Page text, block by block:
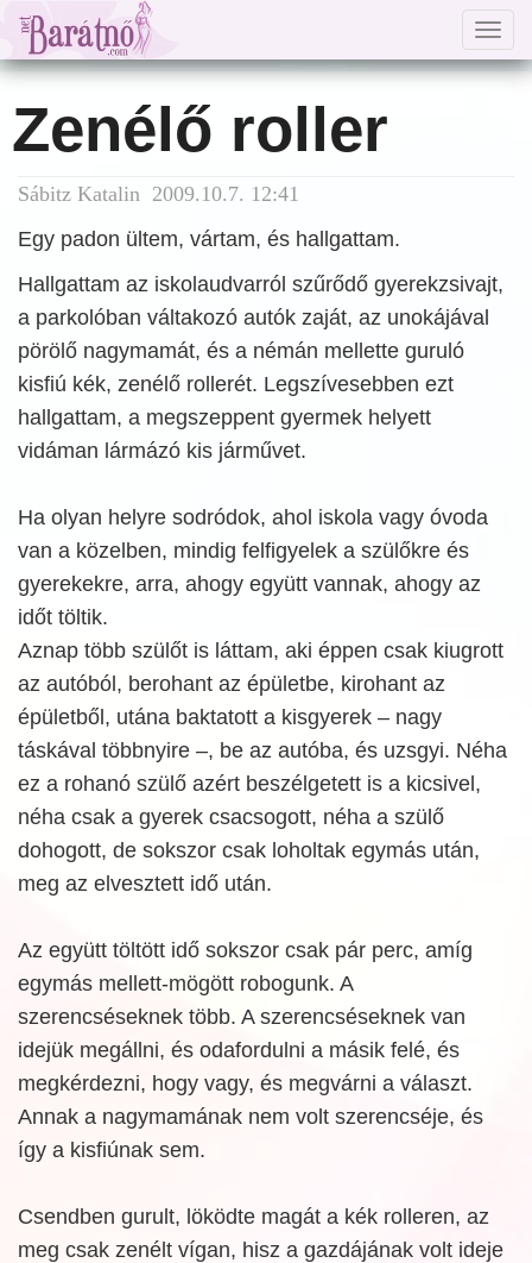
Zenélő roller
Sábitz Katalin 2009.10.7. 12:41
Egy padon ültem, vártam, és hallgattam.
Hallgattam az iskolaudvarról szűrődő gyerekzsivajt,
a parkolóban váltakozó autók zaját, az unokájával
pörölő nagymamát, és a némán mellette guruló
kisfiú kék, zenélő rollerét. Legszívesebben ezt
hallgattam, a megszeppent gyermek helyett
vidáman lármázó kis járművet.
Ha olyan helyre sodródok, ahol iskola vagy óvoda
van a közelben, mindig felfigyelek a szülőkre és
gyerekekre, arra, ahogy együtt vannak, ahogy az
időt töltik.
Aznap több szülőt is láttam, aki éppen csak kiugrott
az autóból, berohant az épületbe, kirohant az
épületből, utána baktatott a kisgyerek – nagy
táskával többnyire –, be az autóba, és uzsgyi. Néha
ez a rohanó szülő azért beszélgetett is a kicsivel,
néha csak a gyerek csacsogott, néha a szülő
dohogott, de sokszor csak loholtak egymás után,
meg az elvesztett idő után.
Az együtt töltött idő sokszor csak pár perc, amíg
egymás mellett-mögött robogunk. A
szerencséseknek több. A szerencséseknek van
idejük megállni, és odafordulni a másik felé, és
megkérdezni, hogy vagy, és megvárni a választ.
Annak a nagymamának nem volt szerencséje, és
így a kisfiúnak sem.
Csendben gurult, löködte magát a kék rolleren, az
meg csak zenélt vígan, hisz a gazdájának volt ideje